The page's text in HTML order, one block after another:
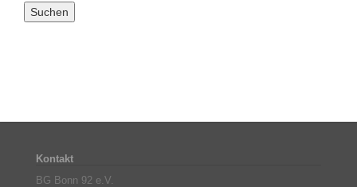
Kontakt
BG Bonn 92 e.V.